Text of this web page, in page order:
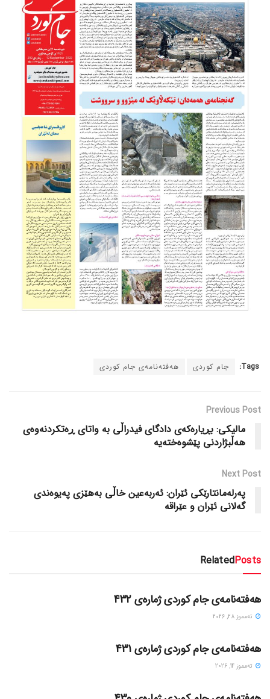
Tags: جام کوردی هەفتەنامەی جام کوردی
Previous Post
مالیکی: بڕیارەکەی دادگای فیدراڵی بە واتای ڕەتکردنەوەی
هەڵبژاردنی پێشوەختەیە
Next Post
پەرلەمانتارێکی ئێران: ئەربەعین خاڵی بەهێزی پەیوەندی
گەلانی ئێران و عێراقە
RelatedPosts
گۆڤاره‌کان
هەفتەنامەی جام کوردی ژمارەی 432
ته‌مموز 28, 2026
هەفتەنامەی جام کوردی ژمارەی 431
ته‌مموز 14, 2026